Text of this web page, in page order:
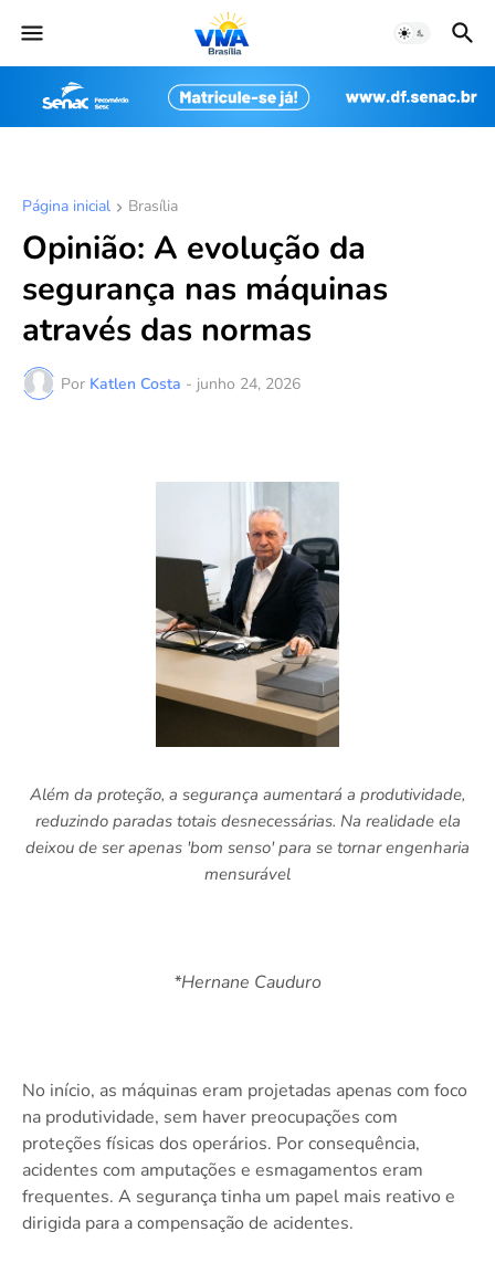
Página inicial Brasília
Opinião: A evolução da
segurança nas máquinas
através das normas
Por Katlen Costa - junho 24, 2026
Além da proteção, a segurança aumentará a produtividade,
reduzindo paradas totais desnecessárias. Na realidade ela
deixou de ser apenas 'bom senso' para se tornar engenharia
mensurável
*Hernane Cauduro
No início, as máquinas eram projetadas apenas com foco
na produtividade, sem haver preocupações com
proteções físicas dos operários. Por consequência,
acidentes com amputações e esmagamentos eram
frequentes. A segurança tinha um papel mais reativo e
dirigida para a compensação de acidentes.